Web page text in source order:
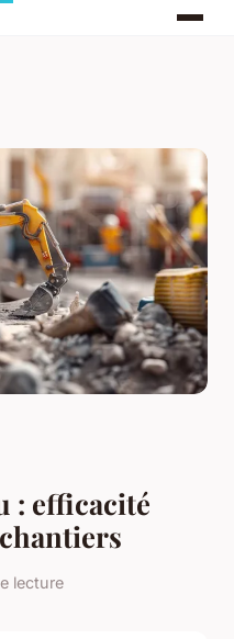
: efficacité
lecture